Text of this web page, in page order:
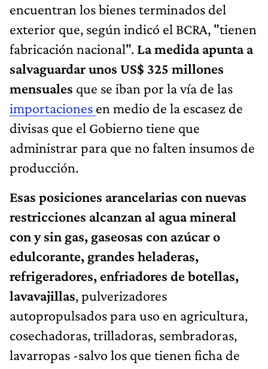
encuentran los bienes terminados del
exterior que, según indicó el BCRA, "tienen
fabricación nacional". La medida apunta a
salvaguardar unos US$ 325 millones
mensuales que se iban por la vía de las
importaciones en medio de la escasez de
divisas que el Gobierno tiene que
administrar para que no falten insumos de
producción.
Esas posiciones arancelarias con nuevas
restricciones alcanzan al agua mineral
con y sin gas, gaseosas con azúcar o
edulcorante, grandes heladeras,
refrigeradores, enfriadores de botellas,
lavavajillas, pulverizadores
autopropulsados para uso en agricultura,
cosechadoras, trilladoras, sembradoras,
lavarropas -salvo los que tienen ficha de